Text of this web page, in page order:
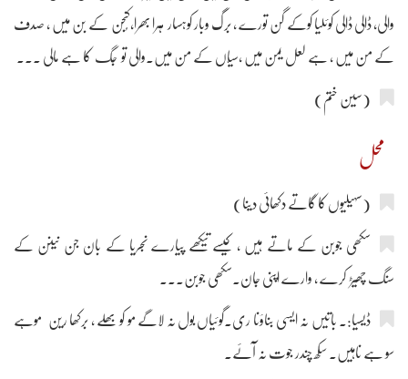
والی، ڈالی ڈالی کوئلیا کوکے گن تورے ، برگ وبار کوہسار ہرا بھرا،کُنجن کے بن میں ، صدف
کے من میں ، ہے لعل یمن میں ،سیّاں کے من میں۔والی تو جگ کا ہے مالی ...
(سین ختم)
محل
(سہیلیوں کا گاتے دکھائی دینا)
سکھی جوبن کے ماتے ہیں ، کیسے تیکھے پیارے نجریا کے بان جن نینن کے
سنگ چھیڑ کرے ، وارے اپنی جان۔سکھی جوبن...
ڈیسیا:۔ باتیں نہ ایسی بناؤنا ری۔گوئیاں بول نہ لاگے مو کو بھلے ، برکھا رین موہے
سو ہے ناہیں۔ سکھ چندر جوت نہ آئے۔